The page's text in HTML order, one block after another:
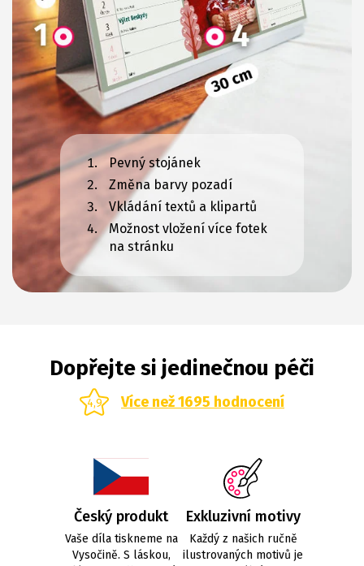
Pevný stojánek
Změna barvy pozadí
Vkládání textů a klipartů
Možnost vložení více fotek
na stránku
Dopřejte si jedinečnou péči
4,9 Více než 1695 hodnocení
Český produkt
Vaše díla tiskneme na
Vysočině. S láskou,
Exkluzivní motivy
Každý z našich ručně
ilustrovaných motivů je